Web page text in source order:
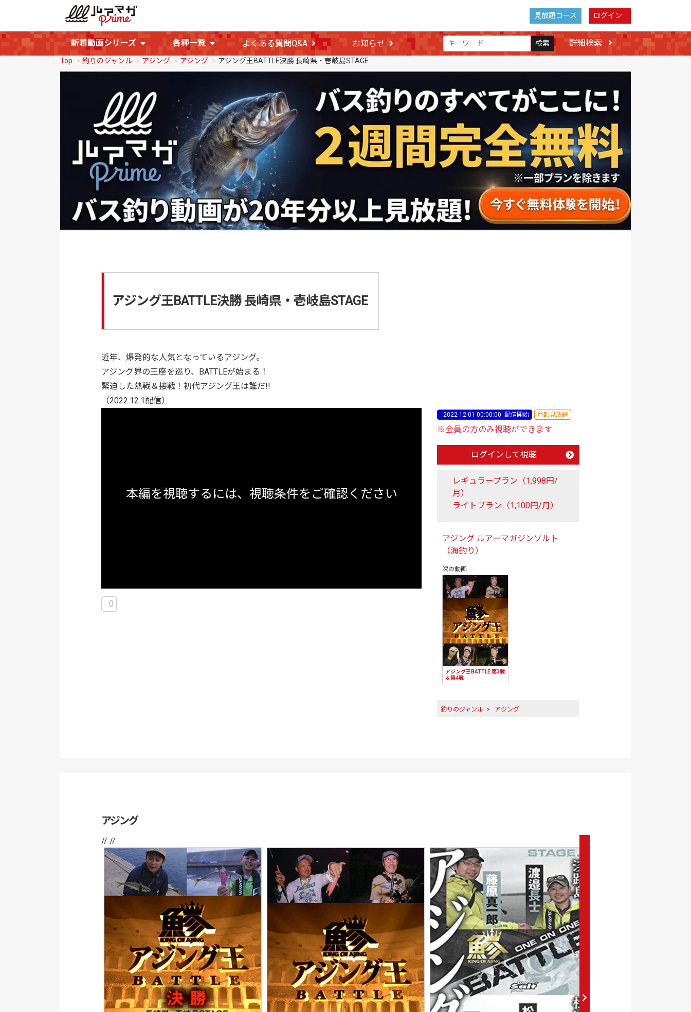
見放題コース ログイン
新着動画シリーズ 各種一覧 よくある質問Q&A お知らせ 検索 詳細検索
Top 釣りのジャンル アジング アジング アジング王BATTLE決勝 長崎県・壱岐島STAGE
アジング王BATTLE決勝 長崎県・壱岐島STAGE
近年、爆発的な人気となっているアジング。
アジング界の王座を巡り、BATTLEが始まる！
緊迫した熱戦＆接戦！初代アジング王は誰だ!!
（2022.12.1配信）
本編を視聴するには、視聴条件をご確認ください
0
2022-12-01 00:00:00 配信開始 月額見放題
※会員の方のみ視聴ができます
ログインして視聴
レギュラープラン（1,998円/
月）
ライトプラン（1,100円/月）
アジング ルアーマガジンソルト
（海釣り）
次の動画
アジング王BATTLE 第3戦
＆第4戦
釣りのジャンル > アジング
アジング
// //